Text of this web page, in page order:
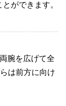
ができます。
腕を広げて全
は前方に向け